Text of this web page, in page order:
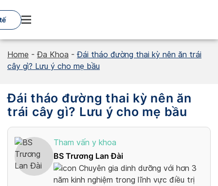
to
content
Home - Đa Khoa - Đái tháo đường thai kỳ nên ăn trái
cây gì? Lưu ý cho mẹ bầu
Đái tháo đường thai kỳ nên ăn
trái cây gì? Lưu ý cho mẹ bầu
Tham vấn y khoa
BS Trương Lan Đài
Chuyên gia dinh dưỡng với hơn 3
năm kinh nghiệm trong lĩnh vực điều trị